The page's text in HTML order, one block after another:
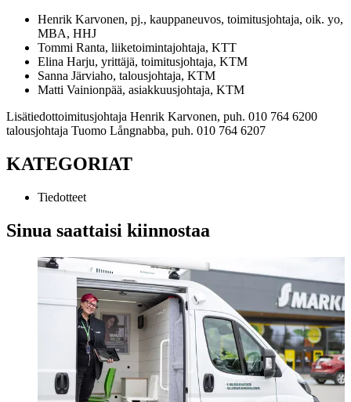
Henrik Karvonen, pj., kauppaneuvos, toimitusjohtaja, oik. yo,
MBA, HHJ
Tommi Ranta, liiketoimintajohtaja, KTT
Elina Harju, yrittäjä, toimitusjohtaja, KTM
Sanna Järviaho, talousjohtaja, KTM
Matti Vainionpää, asiakkuusjohtaja, KTM
Lisätiedottoimitusjohtaja Henrik Karvonen, puh. 010 764 6200
talousjohtaja Tuomo Långnabba, puh. 010 764 6207
KATEGORIAT
Tiedotteet
Sinua saattaisi kiinnostaa